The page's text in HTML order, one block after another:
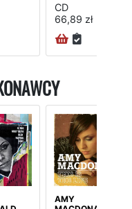
CD
66,89 zł
AMY